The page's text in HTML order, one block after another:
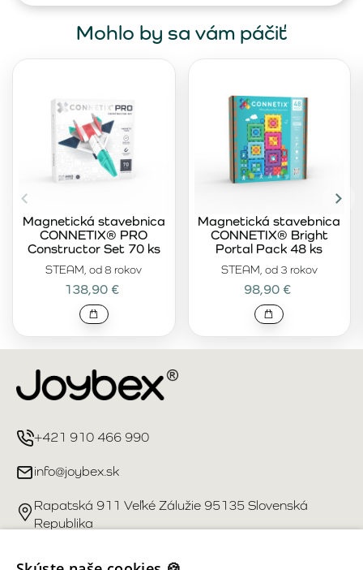
Mohlo by sa vám páčiť
STEAM, od 8 rokov
Magnetická stavebnica
CONNETIX® PRO
Constructor Set 70 ks
138,90 €
STEAM, od 3 rokov
Magnetická stavebnica
CONNETIX® Bright
Portal Pack 48 ks
98,90 €
+421 910 466 990
info@joybex.sk
Rapatská 911 Veľké Zálužie 95135 Slovenská
Republika
Užitočné odkazy